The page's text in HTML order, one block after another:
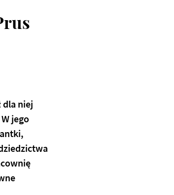
dla niej
jego